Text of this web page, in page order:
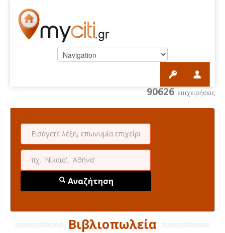
90626 επιχειρήσεις
Αναζήτηση
Βιβλιοπωλεία